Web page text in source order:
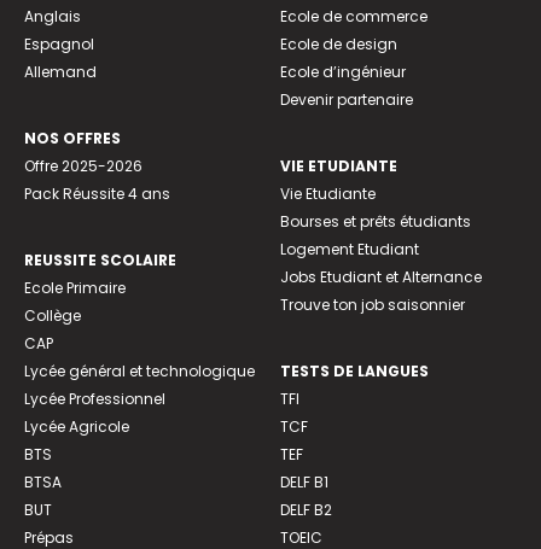
Anglais
Espagnol
Allemand
NOS OFFRES
Offre 2025-2026
Pack Réussite 4 ans
REUSSITE SCOLAIRE
Ecole Primaire
Collège
CAP
Lycée général et technologique
Lycée Professionnel
Lycée Agricole
BTS
BTSA
BUT
Prépas
Ecole de commerce
Ecole de design
Ecole d’ingénieur
Devenir partenaire
VIE ETUDIANTE
Vie Etudiante
Bourses et prêts étudiants
Logement Etudiant
Jobs Etudiant et Alternance
Trouve ton job saisonnier
TESTS DE LANGUES
TFI
TCF
TEF
DELF B1
DELF B2
TOEIC